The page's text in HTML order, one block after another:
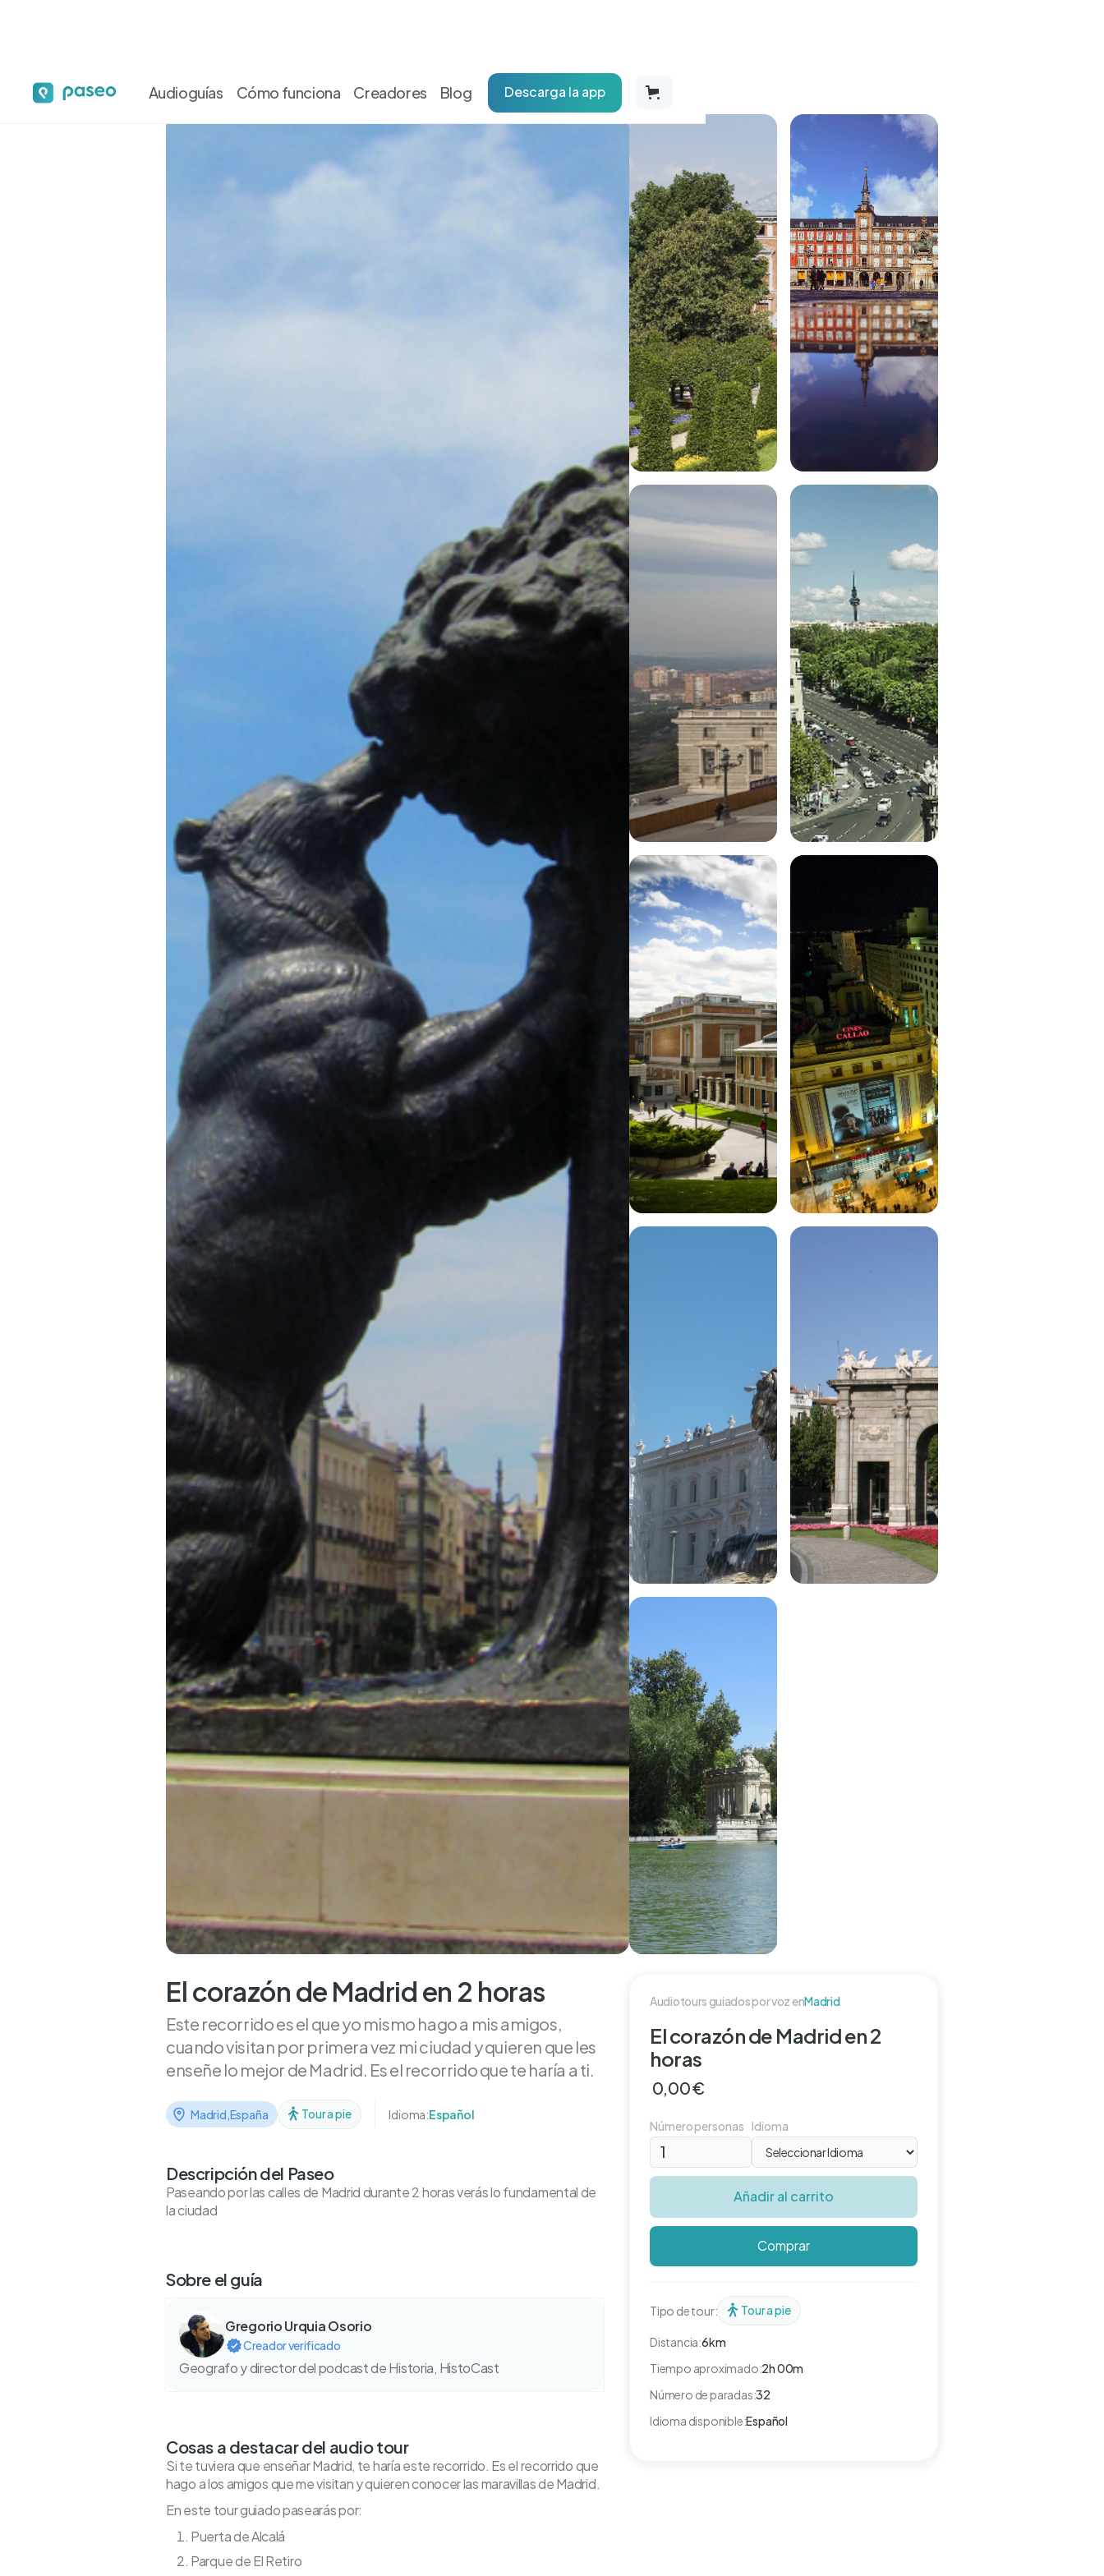
Audioguías Cómo funciona Creadores Blog Descarga la app
Audioguías, tours y actividadesMadrid
El corazón de Madrid en 2 horas
Este recorrido es el que yo mismo hago a mis amigos,
cuando visitan por primera vez mi ciudad y quieren que les
enseñe lo mejor de Madrid. Es el recorrido que te haría a ti.
Madrid,España Tour a pie Idioma:Español
Descripción del Paseo
Paseando por las calles de Madrid durante 2 horas verás lo fundamental de
la ciudad
Sobre el guía
Gregorio Urquia Osorio
Creador verificado
Geografo y director del podcast de Historia, HistoCast
Cosas a destacar del audio tour
Si te tuviera que enseñar Madrid, te haría este recorrido. Es el recorrido que
hago a los amigos que me visitan y quieren conocer las maravillas de Madrid.
En este tour guiado pasearás por:
Puerta de Alcalá
Parque de El Retiro
Audiotours guiados por voz enMadrid
El corazón de Madrid en 2
horas
0,00 €
Número personas Idioma
Comprar
Tipo de tour: Tour a pie
Distancia:6km
Tiempo aproximado:2h 00m
Número de paradas:32
Idioma disponible:Español